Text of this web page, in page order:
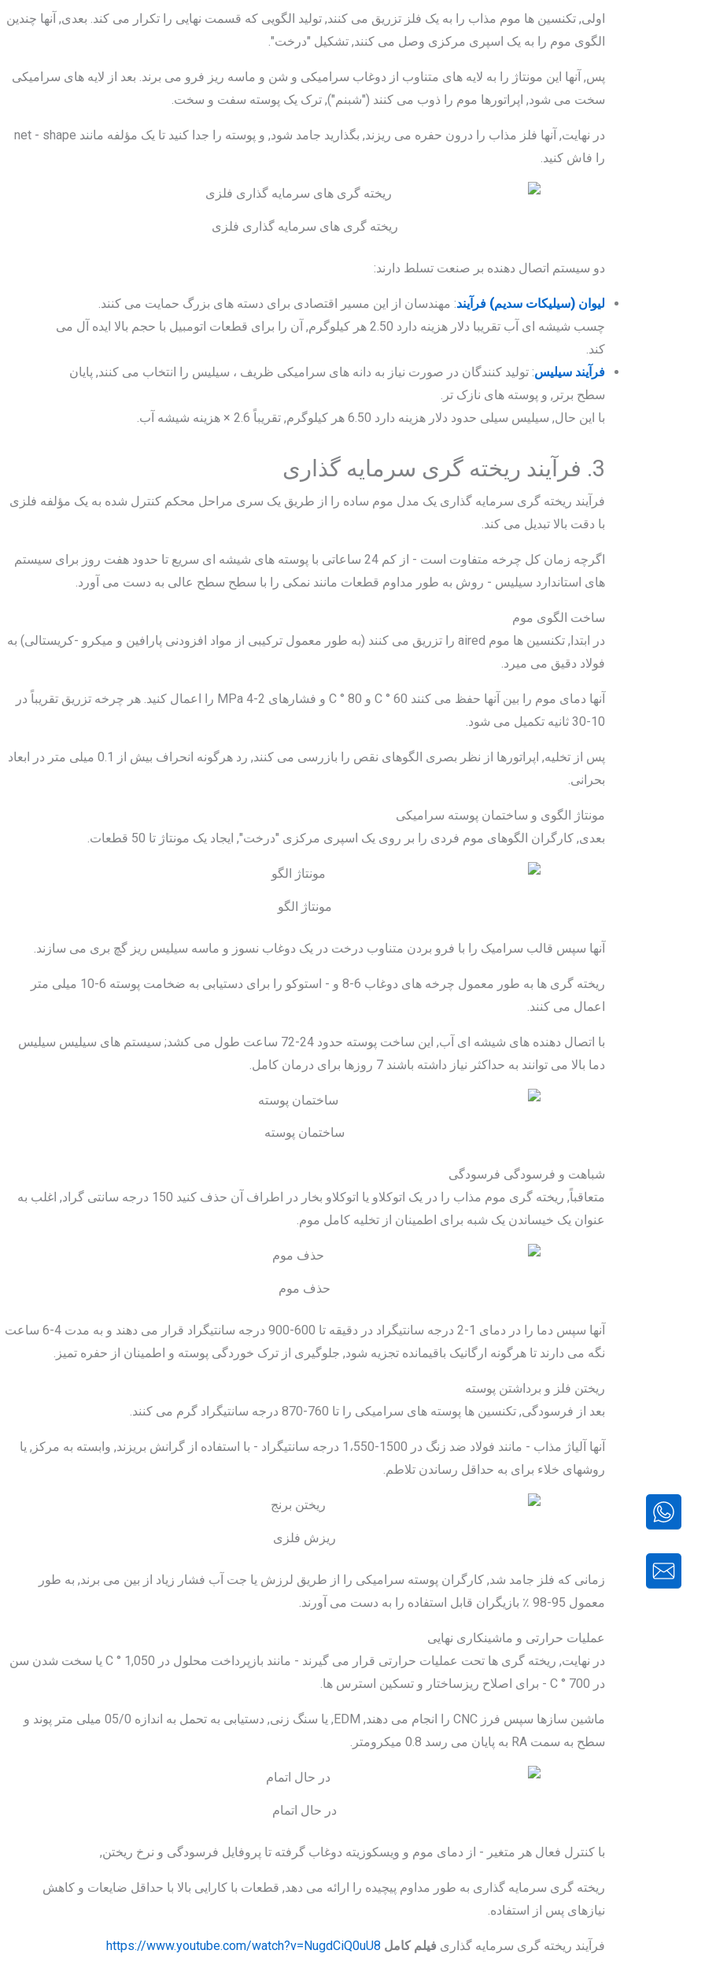
اولی, تکنسین ها موم مذاب را به یک فلز تزریق می کنند, تولید الگویی که قسمت نهایی را تکرار می کند. بعدی, آنها چندین
الگوی موم را به یک اسپری مرکزی وصل می کنند, تشکیل "درخت".
پس, آنها این مونتاژ را به لایه های متناوب از دوغاب سرامیکی و شن و ماسه ریز فرو می برند. بعد از لایه های سرامیکی
سخت می شود, اپراتورها موم را ذوب می کنند ("شبنم"), ترک یک پوسته سفت و سخت.
در نهایت, آنها فلز مذاب را درون حفره می ریزند, بگذارید جامد شود, و پوسته را جدا کنید تا یک مؤلفه مانند net - shape
را فاش کنید.
ریخته گری های سرمایه گذاری فلزی
دو سیستم اتصال دهنده بر صنعت تسلط دارند:
لیوان (سیلیکات سدیم) فرآیند: مهندسان از این مسیر اقتصادی برای دسته های بزرگ حمایت می کنند.
چسب شیشه ای آب تقریبا دلار هزینه دارد 2.50 هر کیلوگرم, آن را برای قطعات اتومبیل با حجم بالا ایده آل می
کند.
فرآیند سیلیس: تولید کنندگان در صورت نیاز به دانه های سرامیکی ظریف ، سیلیس را انتخاب می کنند, پایان
سطح برتر, و پوسته های نازک تر.
با این حال, سیلیس سیلی حدود دلار هزینه دارد 6.50 هر کیلوگرم, تقریباً 2.6 × هزینه شیشه آب.
3. فرآیند ریخته گری سرمایه گذاری
فرآیند ریخته گری سرمایه گذاری یک مدل موم ساده را از طریق یک سری مراحل محکم کنترل شده به یک مؤلفه فلزی
با دقت بالا تبدیل می کند.
اگرچه زمان کل چرخه متفاوت است - از کم 24 ساعاتی با پوسته های شیشه ای سریع تا حدود هفت روز برای سیستم
های استاندارد سیلیس - روش به طور مداوم قطعات مانند نمکی را با سطح سطح عالی به دست می آورد.
ساخت الگوی موم
در ابتدا, تکنسین ها موم aired را تزریق می کنند (به طور معمول ترکیبی از مواد افزودنی پارافین و میکرو -کریستالی) به
فولاد دقیق می میرد.
آنها دمای موم را بین آنها حفظ می کنند 60 ° C و 80 ° C و فشارهای 2-4 MPa را اعمال کنید. هر چرخه تزریق تقریباً در
10-30 ثانیه تکمیل می شود.
پس از تخلیه, اپراتورها از نظر بصری الگوهای نقص را بازرسی می کنند, رد هرگونه انحراف بیش از 0.1 میلی متر در ابعاد
بحرانی.
مونتاژ الگوی و ساختمان پوسته سرامیکی
بعدی, کارگران الگوهای موم فردی را بر روی یک اسپری مرکزی "درخت", ایجاد یک مونتاژ تا 50 قطعات.
مونتاژ الگو
آنها سپس قالب سرامیک را با فرو بردن متناوب درخت در یک دوغاب نسوز و ماسه سیلیس ریز گچ بری می سازند.
ریخته گری ها به طور معمول چرخه های دوغاب 6-8 و - استوکو را برای دستیابی به ضخامت پوسته 6-10 میلی متر
اعمال می کنند.
با اتصال دهنده های شیشه ای آب, این ساخت پوسته حدود 24-72 ساعت طول می کشد; سیستم های سیلیس سیلیس
دما بالا می توانند به حداکثر نیاز داشته باشند 7 روزها برای درمان کامل.
ساختمان پوسته
شباهت و فرسودگی فرسودگی
متعاقباً, ریخته گری موم مذاب را در یک اتوکلاو یا اتوکلاو بخار در اطراف آن حذف کنید 150 درجه سانتی گراد, اغلب به
عنوان یک خیساندن یک شبه برای اطمینان از تخلیه کامل موم.
حذف موم
آنها سپس دما را در دمای 1-2 درجه سانتیگراد در دقیقه تا 600-900 درجه سانتیگراد قرار می دهند و به مدت 4-6 ساعت
نگه می دارند تا هرگونه ارگانیک باقیمانده تجزیه شود, جلوگیری از ترک خوردگی پوسته و اطمینان از حفره تمیز.
ریختن فلز و برداشتن پوسته
بعد از فرسودگی, تکنسین ها پوسته های سرامیکی را تا 760-870 درجه سانتیگراد گرم می کنند.
آنها آلیاژ مذاب - مانند فولاد ضد زنگ در 1500-1،550 درجه سانتیگراد - با استفاده از گرانش بریزند, وابسته به مرکز, یا
روشهای خلاء برای به حداقل رساندن تلاطم.
ریزش فلزی
زمانی که فلز جامد شد, کارگران پوسته سرامیکی را از طریق لرزش یا جت آب فشار زیاد از بین می برند, به طور
معمول 95-98 ٪ بازیگران قابل استفاده را به دست می آورند.
عملیات حرارتی و ماشینکاری نهایی
در نهایت, ریخته گری ها تحت عملیات حرارتی قرار می گیرند - مانند بازپرداخت محلول در 1,050 ° C یا سخت شدن سن
در 700 ° C - برای اصلاح ریزساختار و تسکین استرس ها.
ماشین سازها سپس فرز CNC را انجام می دهند, EDM, یا سنگ زنی, دستیابی به تحمل به اندازه 05/0 میلی متر پوند و
سطح به سمت RA به پایان می رسد 0.8 میکرومتر.
در حال اتمام
با کنترل فعال هر متغیر - از دمای موم و ویسکوزیته دوغاب گرفته تا پروفایل فرسودگی و نرخ ریختن,
ریخته گری سرمایه گذاری به طور مداوم پیچیده را ارائه می دهد, قطعات با کارایی بالا با حداقل ضایعات و کاهش
نیازهای پس از استفاده.
فرآیند ریخته گری سرمایه گذاری فیلم کامل https://www.youtube.com/watch?v=NugdCiQ0uU8